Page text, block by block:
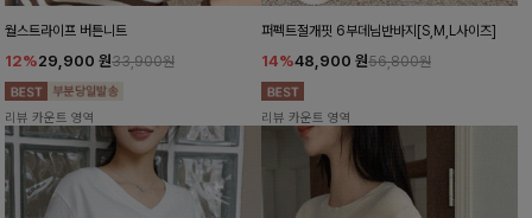
월스트라이프 버튼니트
12%29,900 원33,900원
리뷰 카운트 영역
퍼펙트절개핏 6부데님반바지[S,M,L사이즈]
14%48,900 원56,800원
리뷰 카운트 영역